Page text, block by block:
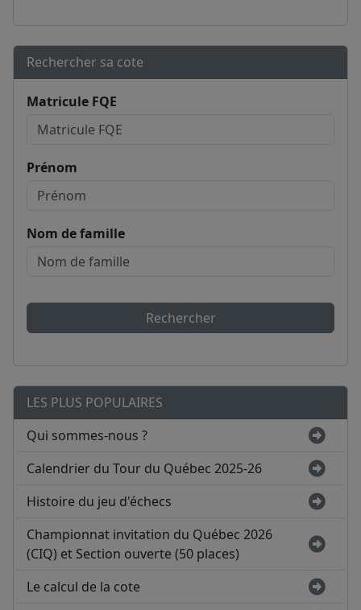
Rechercher sa cote
Matricule FQE
Prénom
Nom de famille
Rechercher
LES PLUS POPULAIRES
Qui sommes-nous ?
Calendrier du Tour du Québec 2025-26
Histoire du jeu d'échecs
Championnat invitation du Québec 2026
(CIQ) et Section ouverte (50 places)
Le calcul de la cote